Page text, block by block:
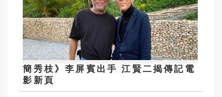
簡秀枝》李屏賓出手 江賢二揭傳記電
影新頁